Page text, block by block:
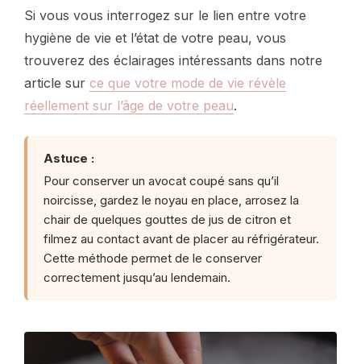
Si vous vous interrogez sur le lien entre votre
hygiène de vie et l’état de votre peau, vous
trouverez des éclairages intéressants dans notre
article sur ce que votre mode de vie révèle
réellement sur l’âge de votre peau.
Astuce :
Pour conserver un avocat coupé sans qu’il
noircisse, gardez le noyau en place, arrosez la
chair de quelques gouttes de jus de citron et
filmez au contact avant de placer au réfrigérateur.
Cette méthode permet de le conserver
correctement jusqu’au lendemain.